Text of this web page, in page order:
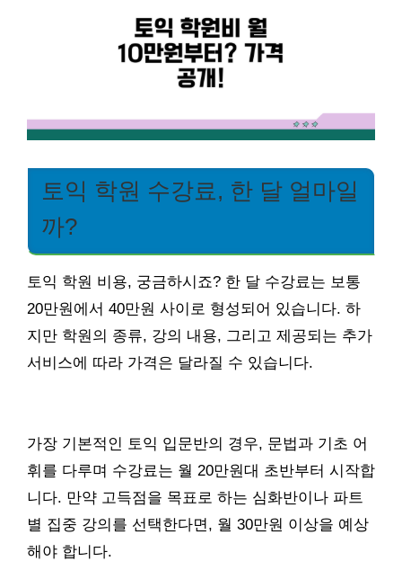
토익 학원 수강료, 한 달 얼마일
까?
토익 학원 비용, 궁금하시죠? 한 달 수강료는 보통
20만원에서 40만원 사이로 형성되어 있습니다. 하
지만 학원의 종류, 강의 내용, 그리고 제공되는 추가
서비스에 따라 가격은 달라질 수 있습니다.
가장 기본적인 토익 입문반의 경우, 문법과 기초 어
휘를 다루며 수강료는 월 20만원대 초반부터 시작합
니다. 만약 고득점을 목표로 하는 심화반이나 파트
별 집중 강의를 선택한다면, 월 30만원 이상을 예상
해야 합니다.